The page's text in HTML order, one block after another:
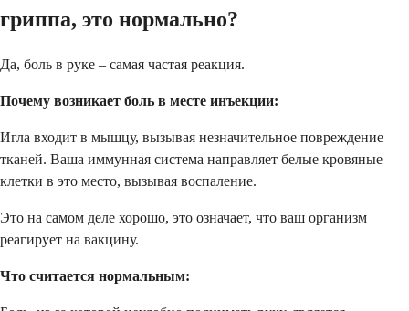
гриппа, это нормально?
Да, боль в руке – самая частая реакция.
Почему возникает боль в месте инъекции:
Игла входит в мышцу, вызывая незначительное повреждение
тканей. Ваша иммунная система направляет белые кровяные
клетки в это место, вызывая воспаление.
Это на самом деле хорошо, это означает, что ваш организм
реагирует на вакцину.
Что считается нормальным: